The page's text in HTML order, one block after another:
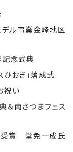
ル事業金峰地区
念式典
おき」落成式
祝い
南さつまフェス
受賞 堂免一成氏